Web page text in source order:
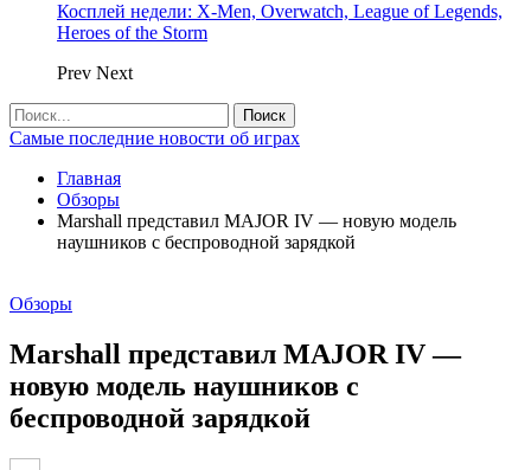
Косплей недели: X-Men, Overwatch, League of Legends,
Heroes of the Storm
Prev Next
Самые последние новости об играх
Главная
Обзоры
Marshall представил MAJOR IV — новую модель
наушников с беспроводной зарядкой
Обзоры
Marshall представил MAJOR IV —
новую модель наушников с
беспроводной зарядкой